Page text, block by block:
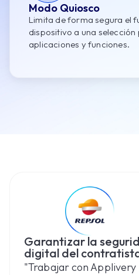
Modo Quiosco
Limita de forma segura el
dispositivo a una
aplicaciones y funciones.
Garantizar la
digital del
"Trabajar con Applivery